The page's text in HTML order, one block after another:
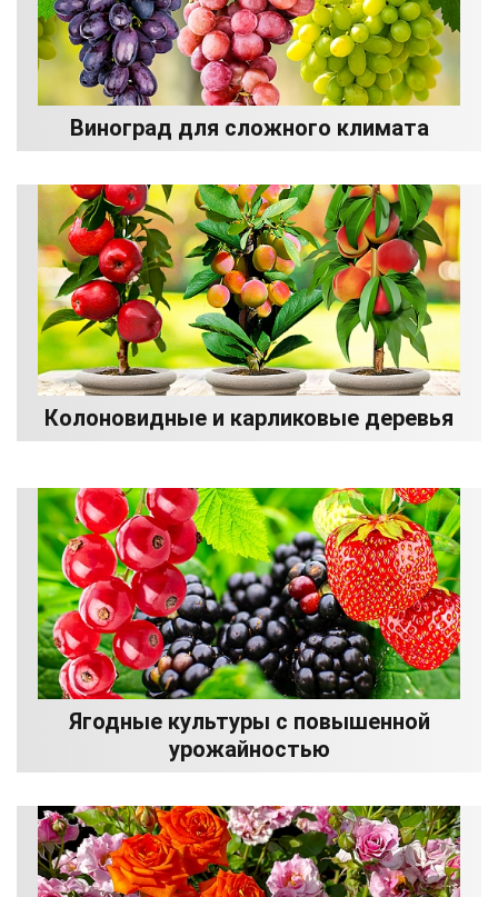
Виноград для сложного климата
Колоновидные и карликовые деревья
Ягодные культуры с повышенной
урожайностью